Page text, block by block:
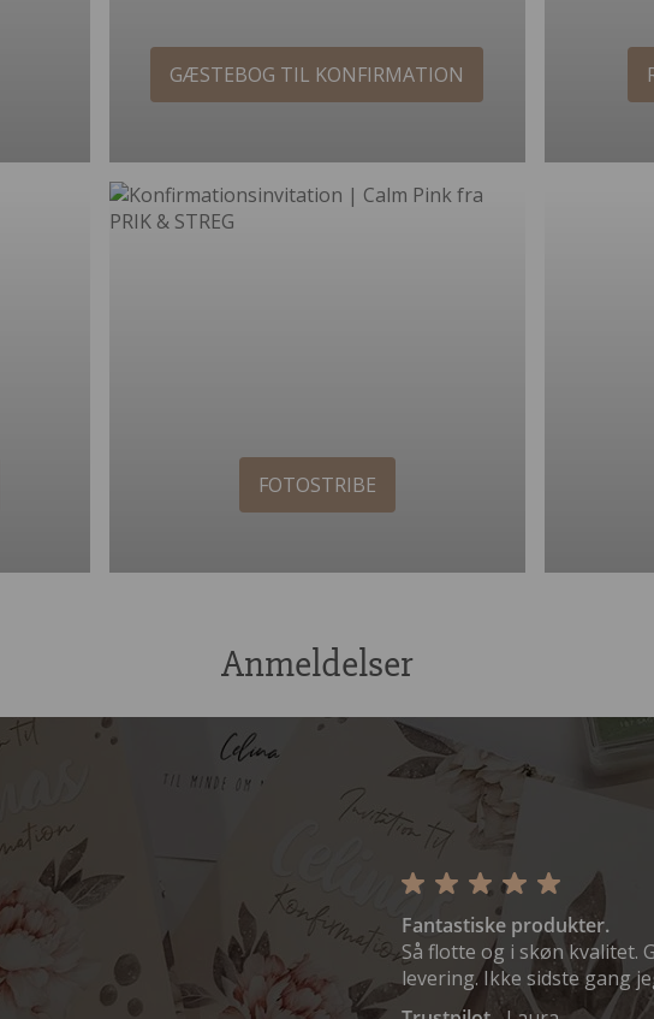
GÆSTEBOG TIL KONFIRMATION
FOTOSTRIBE
Anmeldelser
Fantastiske produkter.
Så flotte og i skøn kvalitet.
levering. Ikke sidste gang